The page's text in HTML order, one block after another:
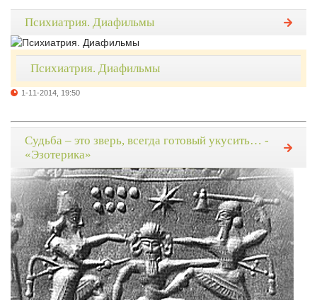
Психиатрия. Диафильмы
Психиатрия. Диафильмы
1-11-2014, 19:50
Судьба – это зверь, всегда готовый укусить… -
«Эзотерика»